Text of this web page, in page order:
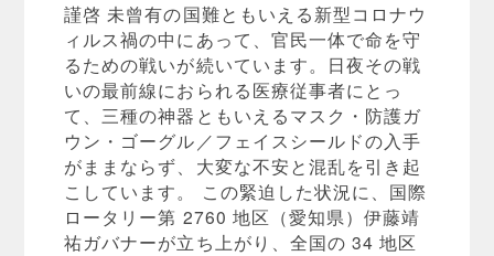
謹啓 未曾有の国難ともいえる新型コロナウ
ィルス禍の中にあって、官民一体で命を守
るための戦いが続いています。日夜その戦
いの最前線におられる医療従事者にとっ
て、三種の神器ともいえるマスク・防護ガ
ウン・ゴーグル／フェイスシールドの入手
がままならず、大変な不安と混乱を引き起
こしています。 この緊迫した状況に、国際
ロータリー第 2760 地区（愛知県）伊藤靖
祐ガバナーが立ち上がり、全国の 34 地区